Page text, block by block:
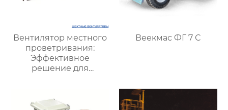
Вентилятор местного
проветривания:
Эффективное
решение для
рабочих местах
Веекмас ФГ 7 С